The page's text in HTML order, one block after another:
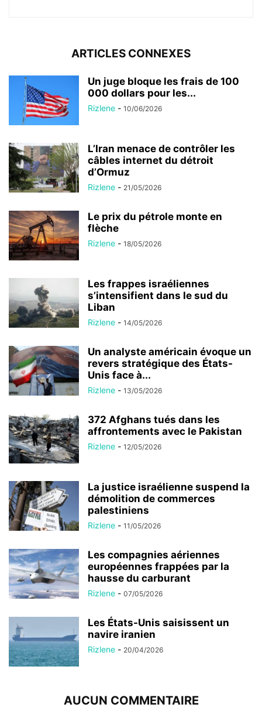
ARTICLES CONNEXES
Un juge bloque les frais de 100
000 dollars pour les...
Rizlene - 10/06/2026
L’Iran menace de contrôler les
câbles internet du détroit
d’Ormuz
Rizlene - 21/05/2026
Le prix du pétrole monte en
flèche
Rizlene - 18/05/2026
Les frappes israéliennes
s’intensifient dans le sud du
Liban
Rizlene - 14/05/2026
Un analyste américain évoque un
revers stratégique des États-
Unis face à...
Rizlene - 13/05/2026
372 Afghans tués dans les
affrontements avec le Pakistan
Rizlene - 12/05/2026
La justice israélienne suspend la
démolition de commerces
palestiniens
Rizlene - 11/05/2026
Les compagnies aériennes
européennes frappées par la
hausse du carburant
Rizlene - 07/05/2026
Les États-Unis saisissent un
navire iranien
Rizlene - 20/04/2026
AUCUN COMMENTAIRE